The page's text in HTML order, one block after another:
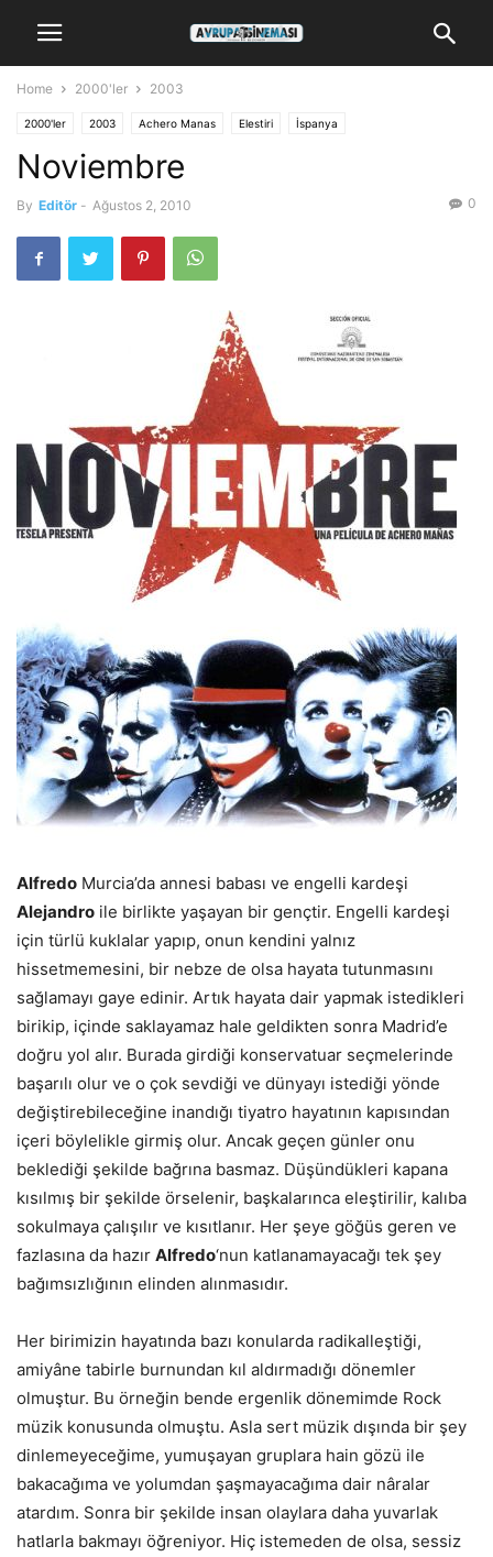
Home 2000'ler 2003
2000'ler 2003 Achero Manas Elestiri İspanya
Noviembre
By Editör - Ağustos 2, 2010 0
Alfredo Murcia’da annesi babası ve engelli kardeşi
Alejandro ile birlikte yaşayan bir gençtir. Engelli kardeşi
için türlü kuklalar yapıp, onun kendini yalnız
hissetmemesini, bir nebze de olsa hayata tutunmasını
sağlamayı gaye edinir. Artık hayata dair yapmak istedikleri
birikip, içinde saklayamaz hale geldikten sonra Madrid’e
doğru yol alır. Burada girdiği konservatuar seçmelerinde
başarılı olur ve o çok sevdiği ve dünyayı istediği yönde
değiştirebileceğine inandığı tiyatro hayatının kapısından
içeri böylelikle girmiş olur. Ancak geçen günler onu
beklediği şekilde bağrına basmaz. Düşündükleri kapana
kısılmış bir şekilde örselenir, başkalarınca eleştirilir, kalıba
sokulmaya çalışılır ve kısıtlanır. Her şeye göğüs geren ve
fazlasına da hazır Alfredo‘nun katlanamayacağı tek şey
bağımsızlığının elinden alınmasıdır.
Her birimizin hayatında bazı konularda radikalleştiği,
amiyâne tabirle burnundan kıl aldırmadığı dönemler
olmuştur. Bu örneğin bende ergenlik dönemimde Rock
müzik konusunda olmuştu. Asla sert müzik dışında bir şey
dinlemeyeceğime, yumuşayan gruplara hain gözü ile
bakacağıma ve yolumdan şaşmayacağıma dair nâralar
atardım. Sonra bir şekilde insan olaylara daha yuvarlak
hatlarla bakmayı öğreniyor. Hiç istemeden de olsa, sessiz